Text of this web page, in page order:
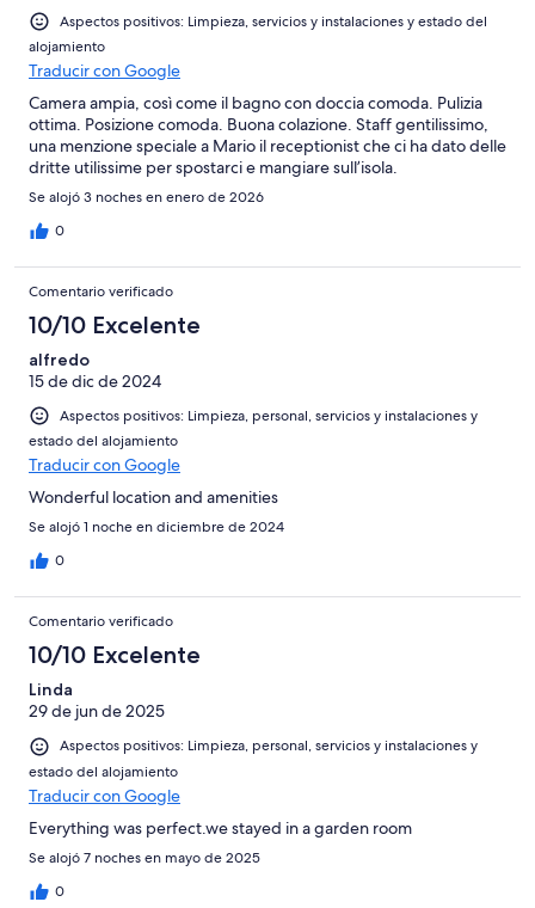
Aspectos positivos: Limpieza, servicios y instalaciones y estado del
alojamiento
Traducir con Google
Camera ampia, così come il bagno con doccia comoda. Pulizia
ottima. Posizione comoda. Buona colazione. Staff gentilissimo,
una menzione speciale a Mario il receptionist che ci ha dato delle
dritte utilissime per spostarci e mangiare sull’isola.
Se alojó 3 noches en enero de 2026
0
Comentario verificado
10/10 Excelente
alfredo
15 de dic de 2024
Aspectos positivos: Limpieza, personal, servicios y instalaciones y
estado del alojamiento
Traducir con Google
Wonderful location and amenities
Se alojó 1 noche en diciembre de 2024
0
Comentario verificado
10/10 Excelente
Linda
29 de jun de 2025
Aspectos positivos: Limpieza, personal, servicios y instalaciones y
estado del alojamiento
Traducir con Google
Everything was perfect.we stayed in a garden room
Se alojó 7 noches en mayo de 2025
0